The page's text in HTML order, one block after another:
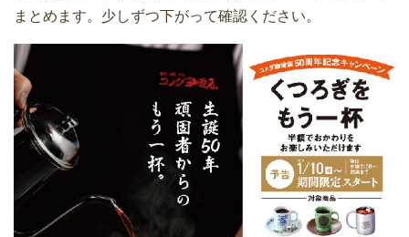
まとめます。少しずつ下がって確認ください。